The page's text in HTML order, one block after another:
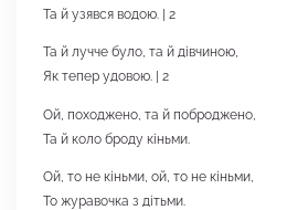
Та й узявся водою. | 2
Та й лучче було, та й дівчиною,
Як тепер удовою. | 2
Ой, походжено, та й поброджено,
Та й коло броду кіньми.
Ой, то не кіньми, ой, то не кіньми,
То журавочка з дітьми.